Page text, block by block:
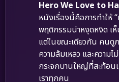
Hero We Love to
หนังเรื่องนี้คือการทำให้
พฤติกรรมน่าหงุดหงิด เ
แต่ในขณะเดียวกัน คนดูก
ความล้มเหลว และความ
กระจกบานใหญ่ที่สะท้อน
เราทุกคน